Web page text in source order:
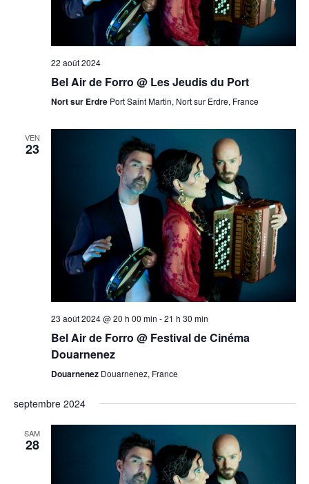
22 août 2024
Bel Air de Forro @ Les Jeudis du Port
Nort sur Erdre Port Saint Martin, Nort sur Erdre, France
VEN
23
23 août 2024 @ 20 h 00 min -21 h 30 min
Bel Air de Forro @ Festival de Cinéma
Douarnenez
Douarnenez Douarnenez, France
septembre 2024
SAM
28